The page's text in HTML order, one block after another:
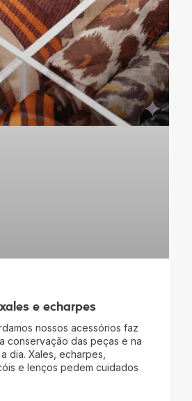
e echarpes
nossos acessórios faz
conservação das peças e na
dia. Xales, echarpes,
e lenços pedem cuidados